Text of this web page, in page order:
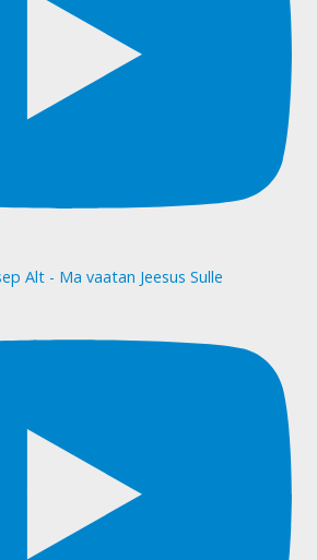
Alt - Ma vaatan Jeesus Sulle